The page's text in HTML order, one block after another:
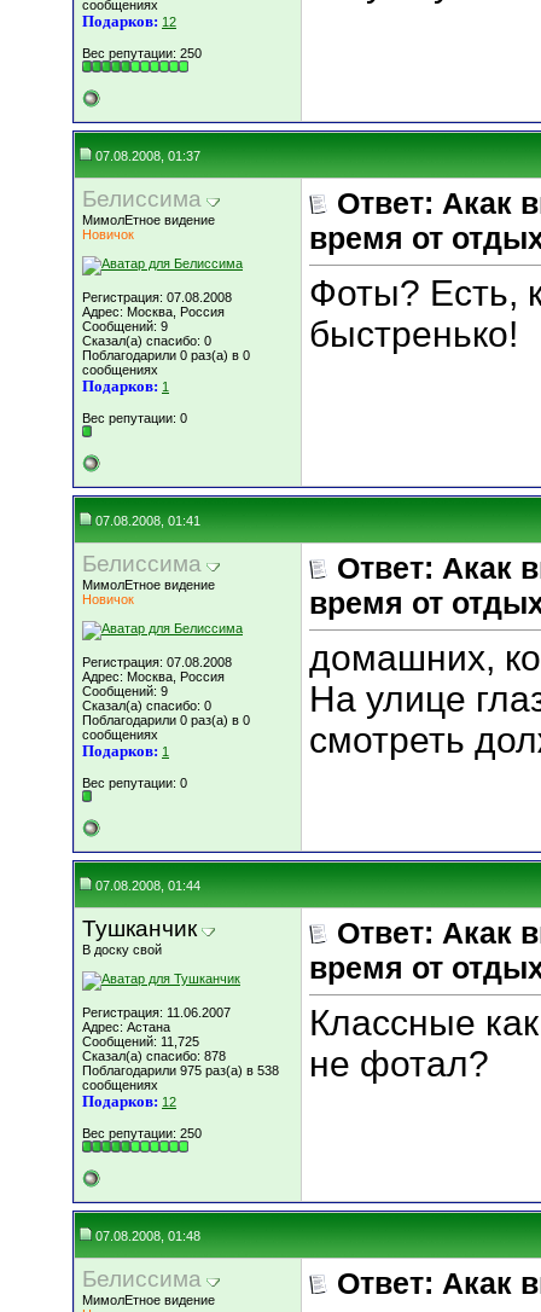
сообщениях
Подарков: 12
Вес репутации: 250
07.08.2008, 01:37
Белиссима
МимолЕтное видение
Новичок
Регистрация: 07.08.2008
Адрес: Москва, Россия
Сообщений: 9
Сказал(а) спасибо: 0
Поблагодарили 0 раз(а) в 0
сообщениях
Подарков: 1
Вес репутации: 0
Ответ: Акак
время от
Фоты? Есть,
быстренько!
07.08.2008, 01:41
Белиссима
МимолЕтное видение
Новичок
Регистрация: 07.08.2008
Адрес: Москва, Россия
Сообщений: 9
Сказал(а) спасибо: 0
Поблагодарили 0 раз(а) в 0
сообщениях
Подарков: 1
Вес репутации: 0
Ответ: Акак
время от
домашних,
На улице
смотреть
07.08.2008, 01:44
Тушканчик
В доску свой
Регистрация: 11.06.2007
Адрес: Астана
Сообщений: 11,725
Сказал(а) спасибо: 878
Поблагодарили 975 раз(а) в 538
сообщениях
Подарков: 12
Вес репутации: 250
Ответ: Акак
время от
Классные
не фотал?
07.08.2008, 01:48
Белиссима
МимолЕтное видение
Ответ: Акак